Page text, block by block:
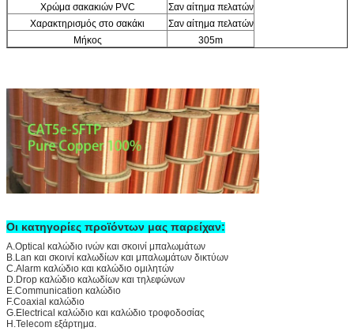
Χρώμα σακακιών PVC
Σαν αίτημα πελατών
Χαρακτηρισμός στο σακάκι
Σαν αίτημα πελατών
Μήκος
305m
Οι κατηγορίες προϊόντων μας παρείχαν:
A.Optical καλώδιο ινών και σκοινί μπαλωμάτων
B.Lan και σκοινί καλωδίων και μπαλωμάτων δικτύων
C.Alarm καλώδιο και καλώδιο ομιλητών
D.Drop καλώδιο καλωδίων και τηλεφώνων
E.Communication καλώδιο
F.Coaxial καλώδιο
G.Electrical καλώδιο και καλώδιο τροφοδοσίας
H.Telecom εξάρτημα.